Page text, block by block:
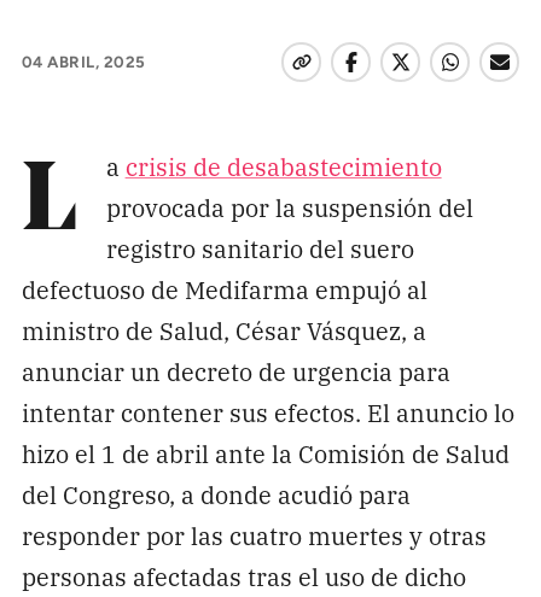
RECIBE NUESTRO BOLETÍN
SÍGUENOS
04 ABRIL, 2025
L a crisis de desabastecimiento
provocada por la suspensión del
registro sanitario del suero
defectuoso de Medifarma empujó al
ministro de Salud, César Vásquez, a
anunciar un decreto de urgencia para
intentar contener sus efectos. El anuncio lo
hizo el 1 de abril ante la Comisión de Salud
del Congreso, a donde acudió para
responder por las cuatro muertes y otras
personas afectadas tras el uso de dicho